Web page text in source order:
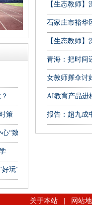
策
“致”意外”
玩”
【生态教师
石家庄市裕华
【生态教师
青海：把时间
女教师撑伞讨
AI教育产品进
报告：超九成
关于本站 网站